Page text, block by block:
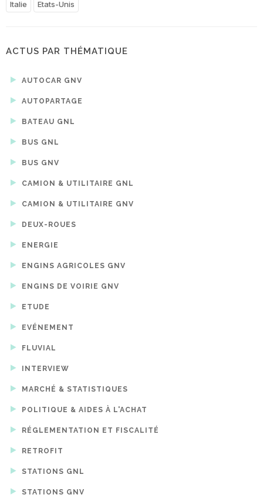
Italie
Etats-Unis
ACTUS PAR THÉMATIQUE
AUTOCAR GNV
AUTOPARTAGE
BATEAU GNL
BUS GNL
BUS GNV
CAMION & UTILITAIRE GNL
CAMION & UTILITAIRE GNV
DEUX-ROUES
ENERGIE
ENGINS AGRICOLES GNV
ENGINS DE VOIRIE GNV
ETUDE
EVÉNEMENT
FLUVIAL
INTERVIEW
MARCHÉ & STATISTIQUES
POLITIQUE & AIDES À L'ACHAT
RÉGLEMENTATION ET FISCALITÉ
RETROFIT
STATIONS GNL
STATIONS GNV